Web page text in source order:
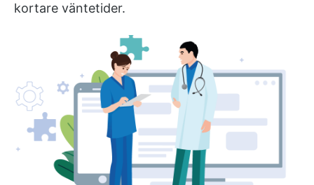
kortare väntetider.